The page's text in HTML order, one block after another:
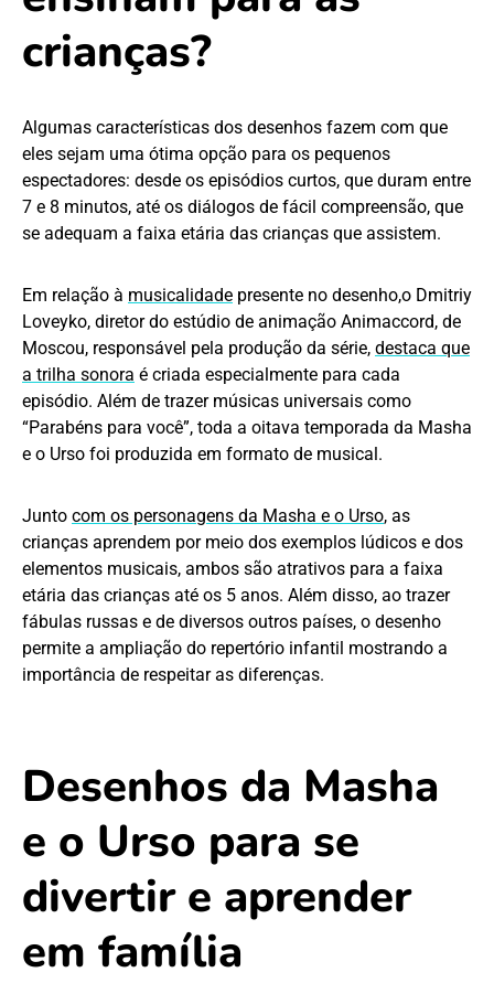
crianças?
Algumas características dos desenhos fazem com que
eles sejam uma ótima opção para os pequenos
espectadores: desde os episódios curtos, que duram entre
7 e 8 minutos, até os diálogos de fácil compreensão, que
se adequam a faixa etária das crianças que assistem.
Em relação à musicalidade presente no desenho,o Dmitriy
Loveyko, diretor do estúdio de animação Animaccord, de
Moscou, responsável pela produção da série, destaca que
a trilha sonora é criada especialmente para cada
episódio. Além de trazer músicas universais como
“Parabéns para você”, toda a oitava temporada da Masha
e o Urso foi produzida em formato de musical.
Junto com os personagens da Masha e o Urso, as
crianças aprendem por meio dos exemplos lúdicos e dos
elementos musicais, ambos são atrativos para a faixa
etária das crianças até os 5 anos. Além disso, ao trazer
fábulas russas e de diversos outros países, o desenho
permite a ampliação do repertório infantil mostrando a
importância de respeitar as diferenças.
Desenhos da Masha
e o Urso para se
divertir e aprender
em família